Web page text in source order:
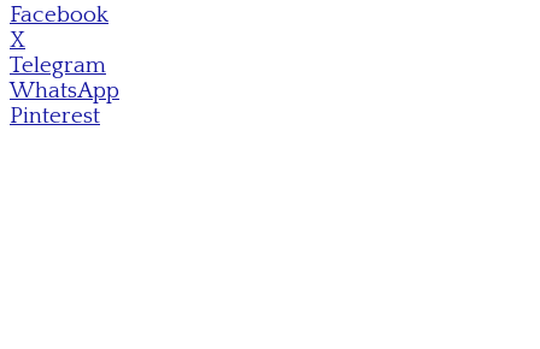
Facebook
X
Telegram
WhatsApp
Pinterest